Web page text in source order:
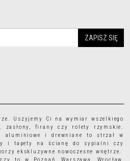
Uszyjemy Ci na wymiar wszelkiego
zasłony, firany czy rolety rzymskie.
i drewniane to strzał w
i tapety
na ścianę do sypialni czy
ekskluzywne nowoczesne wnętrze.